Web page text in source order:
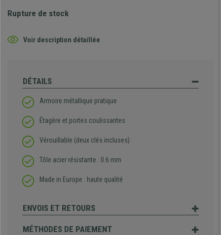
Rupture de stock
Voir description détaillée
DÉTAILS
Armoire métallique pratique
Étagère et portes coulissantes
Vérouillable (deux clés incluses)
Tôle acier résistante : 0.6 mm
Made in Europe : haute qualité
ENVOIS ET RETOURS
MÉTHODES DE PAIEMENT